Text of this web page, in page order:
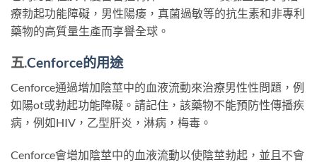
療勃起功能障礙，男性陽痿，真菌過敏等的抗生素和非專利
藥物的高質量生產而享譽全球。
五.Cenforce的用途
Cenforce通過增加陰莖中的血液流動來治療男性性問題，例
如陽ot或勃起功能障礙。請記住，該藥物不能預防性傳播疾
病，例如HIV，乙型肝炎，淋病，梅毒。
Cenforce會增加陰莖中的血液流動以使陰莖勃起，並且不會